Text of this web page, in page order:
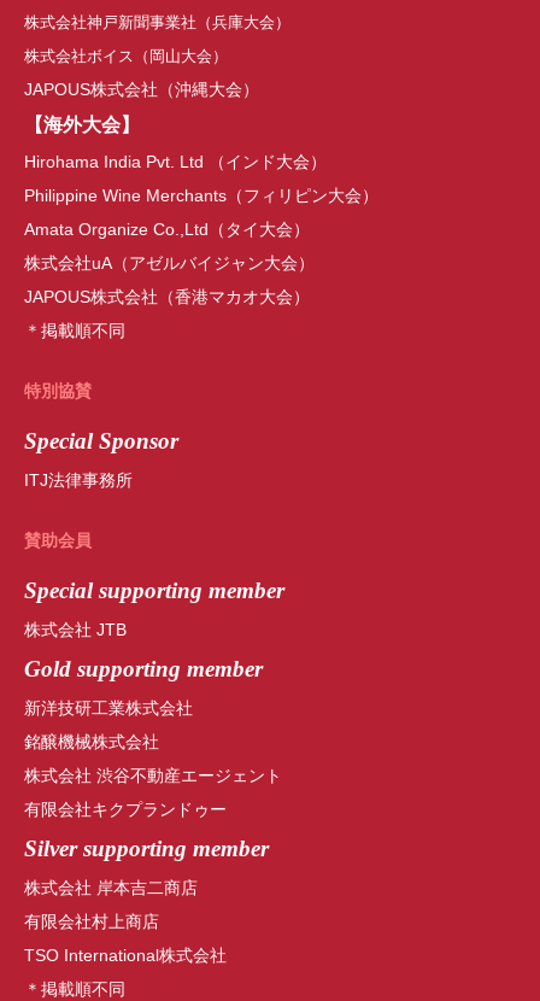
株式会社神戸新聞事業社（兵庫大会）
株式会社ボイス （岡山大会）
JAPOUS株式会社（沖縄大会）
【海外大会】
Hirohama India Pvt. Ltd （インド大会）
Philippine Wine Merchants（フィリピン大会）
Amata Organize Co.,Ltd（タイ大会）
株式会社uA（アゼルバイジャン大会）
JAPOUS株式会社（香港マカオ大会）
＊掲載順不同
特別協賛
Special Sponsor
ITJ法律事務所
賛助会員
Specialsupporting member
株式会社 JTB
Gold supporting member
新洋技研工業株式会社
銘醸機械株式会社
株式会社 渋谷不動産エージェント
有限会社キクプランドゥー
Silver supporting member
株式会社 岸本吉二商店
有限会社村上商店
TSO International株式会社
＊掲載順不同